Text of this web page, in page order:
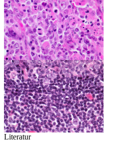
Literatur